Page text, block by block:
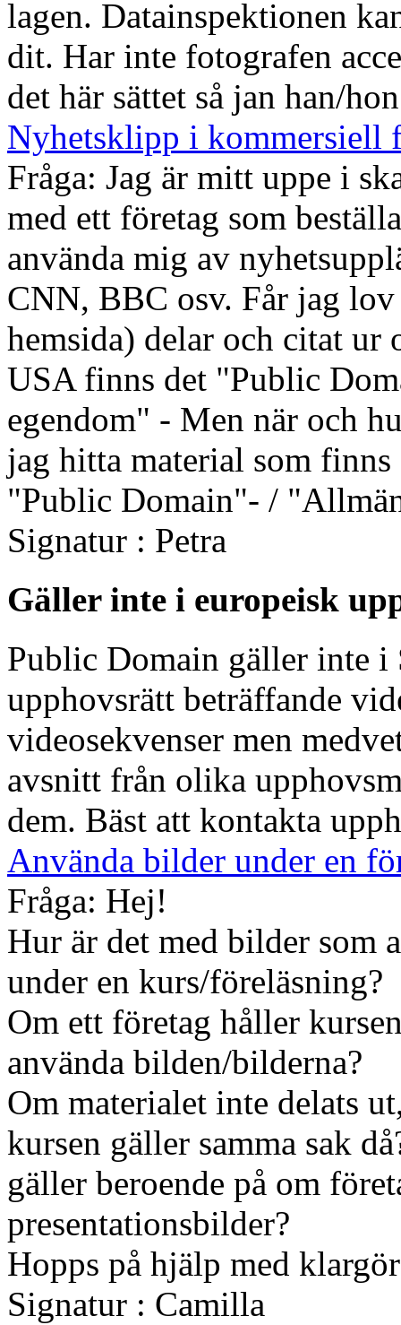
lagen. Datainspektionen
dit. Har inte fotografen
det här sättet så jan han/
Nyhetsklipp i kommersiell
Fråga: Jag är mitt uppe i
med ett företag som
använda mig av
CNN, BBC osv. Får jag
hemsida) delar och citat
USA finns det "Public
egendom" - Men när och
jag hitta material som
"Public Domain"- /
Signatur : Petra
Gäller inte i europeisk
Public Domain gäller inte i
upphovsrätt beträffande
videosekvenser men
avsnitt från olika
dem. Bäst att kontakta
Använda bilder under en
Fråga: Hej!
Hur är det med bilder som
under en kurs/föreläsning?
Om ett företag håller
använda bilden/bilderna?
Om materialet inte delats
kursen gäller samma sak
gäller beroende på om
presentationsbilder?
Hopps på hjälp med
Signatur : Camilla